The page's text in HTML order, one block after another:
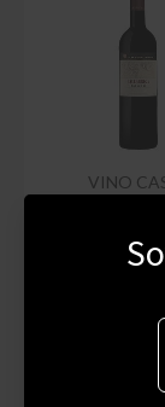
VINO